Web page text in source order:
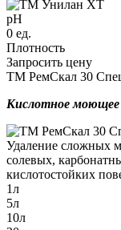
pH
0 ед.
Плотность
Запросить цену
ТМ РемСкал 30
Кислотное моющее
Удаление сложных
солевых,
кислотостойких
1л
5л
10л